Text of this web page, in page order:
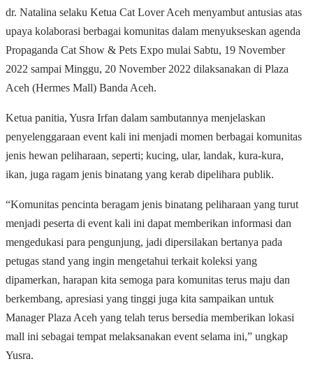
dr. Natalina selaku Ketua Cat Lover Aceh menyambut antusias atas
upaya kolaborasi berbagai komunitas dalam menyukseskan agenda
Propaganda Cat Show & Pets Expo mulai Sabtu, 19 November
2022 sampai Minggu, 20 November 2022 dilaksanakan di Plaza
Aceh (Hermes Mall) Banda Aceh.
Ketua panitia, Yusra Irfan dalam sambutannya menjelaskan
penyelenggaraan event kali ini menjadi momen berbagai komunitas
jenis hewan peliharaan, seperti; kucing, ular, landak, kura-kura,
ikan, juga ragam jenis binatang yang kerab dipelihara publik.
“Komunitas pencinta beragam jenis binatang peliharaan yang turut
menjadi peserta di event kali ini dapat memberikan informasi dan
mengedukasi para pengunjung, jadi dipersilakan bertanya pada
petugas stand yang ingin mengetahui terkait koleksi yang
dipamerkan, harapan kita semoga para komunitas terus maju dan
berkembang, apresiasi yang tinggi juga kita sampaikan untuk
Manager Plaza Aceh yang telah terus bersedia memberikan lokasi
mall ini sebagai tempat melaksanakan event selama ini,” ungkap
Yusra.